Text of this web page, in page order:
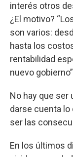
interés otros
¿El motivo?
son varios:
hasta los
rentabilidad
nuevo
No hay que ser
darse cuenta lo
ser las
En los últimos